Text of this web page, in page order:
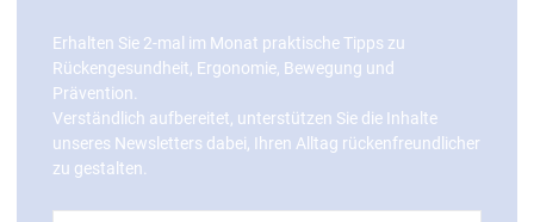
Erhalten Sie 2-mal im Monat praktische Tipps zu
Rückengesundheit, Ergonomie, Bewegung und
Prävention.
Verständlich aufbereitet, unterstützen Sie die Inhalte
unseres Newsletters dabei, Ihren Alltag rückenfreundlicher
zu gestalten.